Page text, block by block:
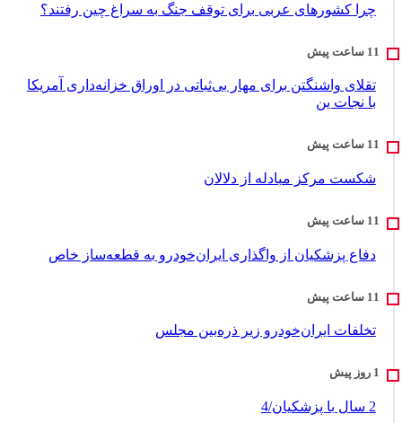
چرا کشورهای عربی برای توقف جنگ به سراغ چین رفتند؟
تقلای واشنگتن برای مهار بی‌ثباتی در اوراق خزانه‌داری آمریکا
با نجات ین
شکست مرکز مبادله از دلالان
دفاع پزشکیان از واگذاری ایران‌خودرو به قطعه‌ساز خاص
تخلفات ایران‌خودرو زیر ذره‌بین مجلس
2 سال با پزشکیان/4